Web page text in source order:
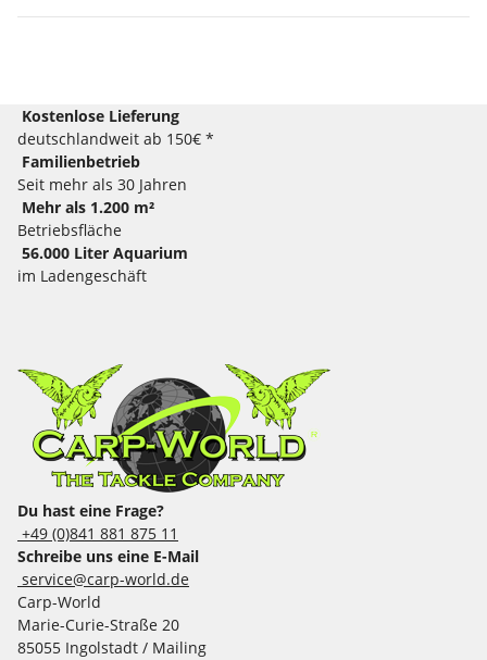
Kostenlose Lieferung
deutschlandweit ab 150€ *
Familienbetrieb
Seit mehr als 30 Jahren
Mehr als 1.200 m²
Betriebsfläche
56.000 Liter Aquarium
im Ladengeschäft
Du hast eine Frage?
+49 (0)841 881 875 11
Schreibe uns eine E-Mail
service@carp-world.de
Carp-World
Marie-Curie-Straße 20
85055 Ingolstadt / Mailing